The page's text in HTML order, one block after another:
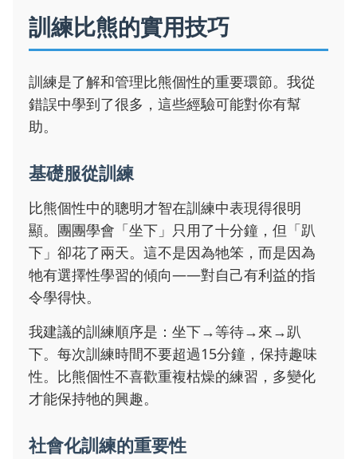
訓練比熊的實用技巧
訓練是了解和管理比熊個性的重要環節。我從
錯誤中學到了很多，這些經驗可能對你有幫
助。
基礎服從訓練
比熊個性中的聰明才智在訓練中表現得很明
顯。團團學會「坐下」只用了十分鐘，但「趴
下」卻花了兩天。這不是因為牠笨，而是因為
牠有選擇性學習的傾向——對自己有利益的指
令學得快。
我建議的訓練順序是：坐下→等待→來→趴
下。每次訓練時間不要超過15分鐘，保持趣味
性。比熊個性不喜歡重複枯燥的練習，多變化
才能保持牠的興趣。
社會化訓練的重要性